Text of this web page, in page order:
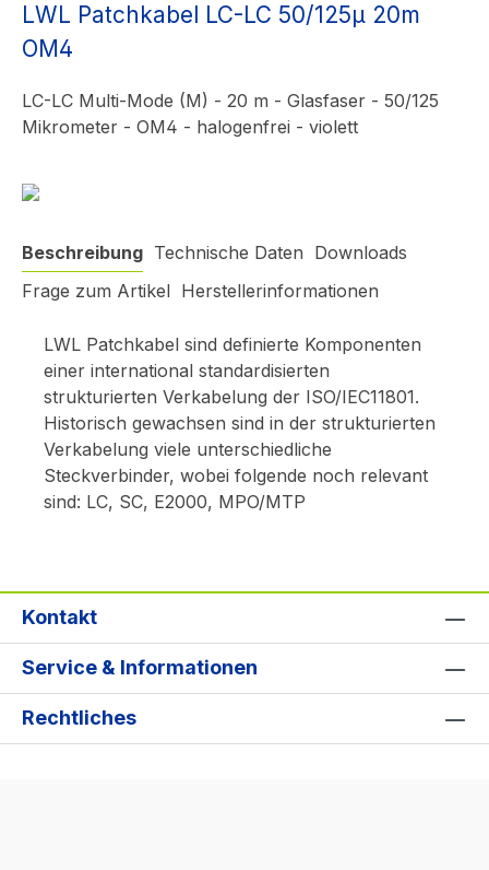
LWL Patchkabel LC-LC 50/125µ 20m
OM4
LC-LC Multi-Mode (M) - 20 m - Glasfaser - 50/125
Mikrometer - OM4 - halogenfrei - violett
Beschreibung Technische Daten Downloads
Frage zum Artikel Herstellerinformationen
LWL Patchkabel sind definierte Komponenten
einer international standardisierten
strukturierten Verkabelung der ISO/IEC11801.
Historisch gewachsen sind in der strukturierten
Verkabelung viele unterschiedliche
Steckverbinder, wobei folgende noch relevant
sind: LC, SC, E2000, MPO/MTP
Kontakt
Service & Informationen
Rechtliches